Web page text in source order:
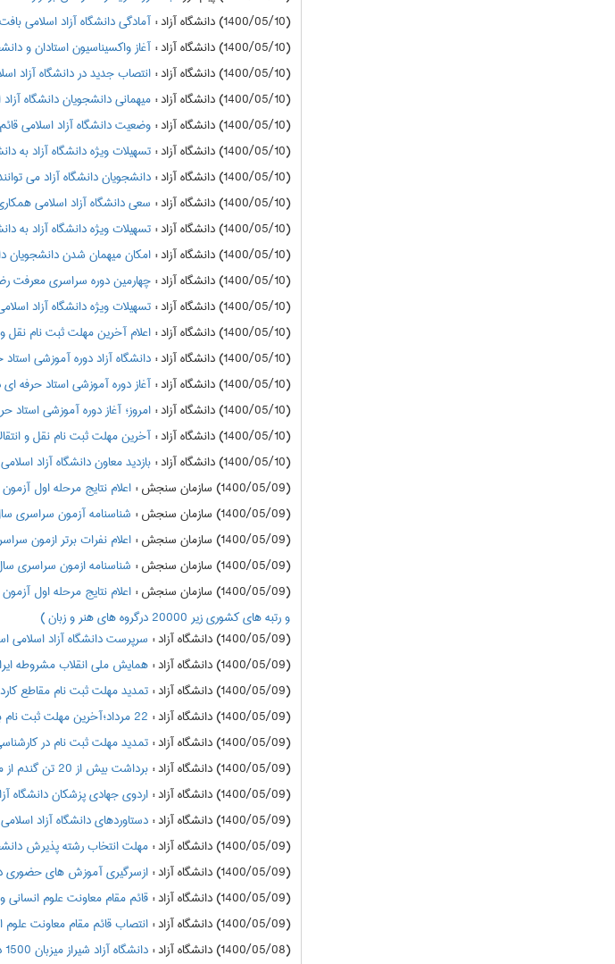
(1400/05/10) دانشگاه آزاد
: آمادگی دانشگاه آزاد اسلامی
(1400/05/10) دانشگاه آزاد
: آغاز واکسیناسیون استادان و
(1400/05/10) دانشگاه آزاد
: انتصاب جدید در دانشگاه آزاد
(1400/05/10) دانشگاه آزاد
: میهمانی دانشجویان دانشگاه آزاد
(1400/05/10) دانشگاه آزاد
: وضعیت دانشگاه آزاد اسلامی
(1400/05/10) دانشگاه آزاد
: تسهیلات ویژه دانشگاه آزاد به
(1400/05/10) دانشگاه آزاد
: دانشجویان دانشگاه آزاد می
(1400/05/10) دانشگاه آزاد
: سعی دانشگاه آزاد اسلامی
(1400/05/10) دانشگاه آزاد
: تسهیلات ویژه دانشگاه آزاد به
(1400/05/10) دانشگاه آزاد
: امکان میهمان شدن دانشجویان
(1400/05/10) دانشگاه آزاد
: چهارمین دوره سراسری معرفت
(1400/05/10) دانشگاه آزاد
: تسهیلات ویژه دانشگاه آزاد
(1400/05/10) دانشگاه آزاد
: اعلام آخرین مهلت ثبت نام نقل و
(1400/05/10) دانشگاه آزاد
: دانشگاه آزاد دوره آموزشی
(1400/05/10) دانشگاه آزاد
: آغاز دوره آموزشی استاد حرفه ای
(1400/05/10) دانشگاه آزاد
: امروز؛ آغاز دوره آموزشی استاد
(1400/05/10) دانشگاه آزاد
: آخرین مهلت ثبت نام نقل و
(1400/05/10) دانشگاه آزاد
: بازدید معاون دانشگاه آزاد
(1400/05/09) سازمان سنجش
: اعلام نتايج مرحله اول آزمون
(1400/05/09) سازمان سنجش
: شناسنامه آزمون سراسری سال
(1400/05/09) سازمان سنجش
: اعلام نفرات برتر ازمون
(1400/05/09) سازمان سنجش
: شناسنامه ازمون سراسري سال
(1400/05/09) سازمان سنجش
:
و رتبه های کشوری زیر 20000 درگروه های هنر و زبان )
(1400/05/09) دانشگاه آزاد
: سرپرست دانشگاه آزاد
(1400/05/09) دانشگاه آزاد
: همایش ملی انقلاب مشروطه
(1400/05/09) دانشگاه آزاد
: تمدید مهلت ثبت نام مقاطع
(1400/05/09) دانشگاه آزاد
: 22 مرداد؛آخرین مهلت ثبت نام بدون آزمون کارشناسی ارشد دانشگاه آزاد
(1400/05/09) دانشگاه آزاد
: تمدید مهلت ثبت نام در
(1400/05/09) دانشگاه آزاد
: برداشت بیش از 20 تن گندم از مزارع کشاورزی دانشگاه آزاد اسلامی واحد اقلید
(1400/05/09) دانشگاه آزاد
: اردوی جهادی پزشکان دانشگاه
(1400/05/09) دانشگاه آزاد
: دستاوردهای دانشگاه آزاد اسلامی
(1400/05/09) دانشگاه آزاد
: مهلت انتخاب رشته پذیرش
(1400/05/09) دانشگاه آزاد
: ازسرگیری آموزش های حضوری در
(1400/05/09) دانشگاه آزاد
: قائم مقام معاونت علوم
(1400/05/09) دانشگاه آزاد
: انتصاب قائم مقام معاونت علوم
(1400/05/08) دانشگاه آزاد
: دانشگاه آزاد شیراز میزبان 1500 داوطلب در کنکور ارشد بود